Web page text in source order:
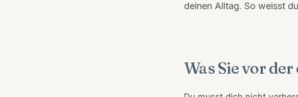
deinen Alltag. So weisst
Was Sie vor